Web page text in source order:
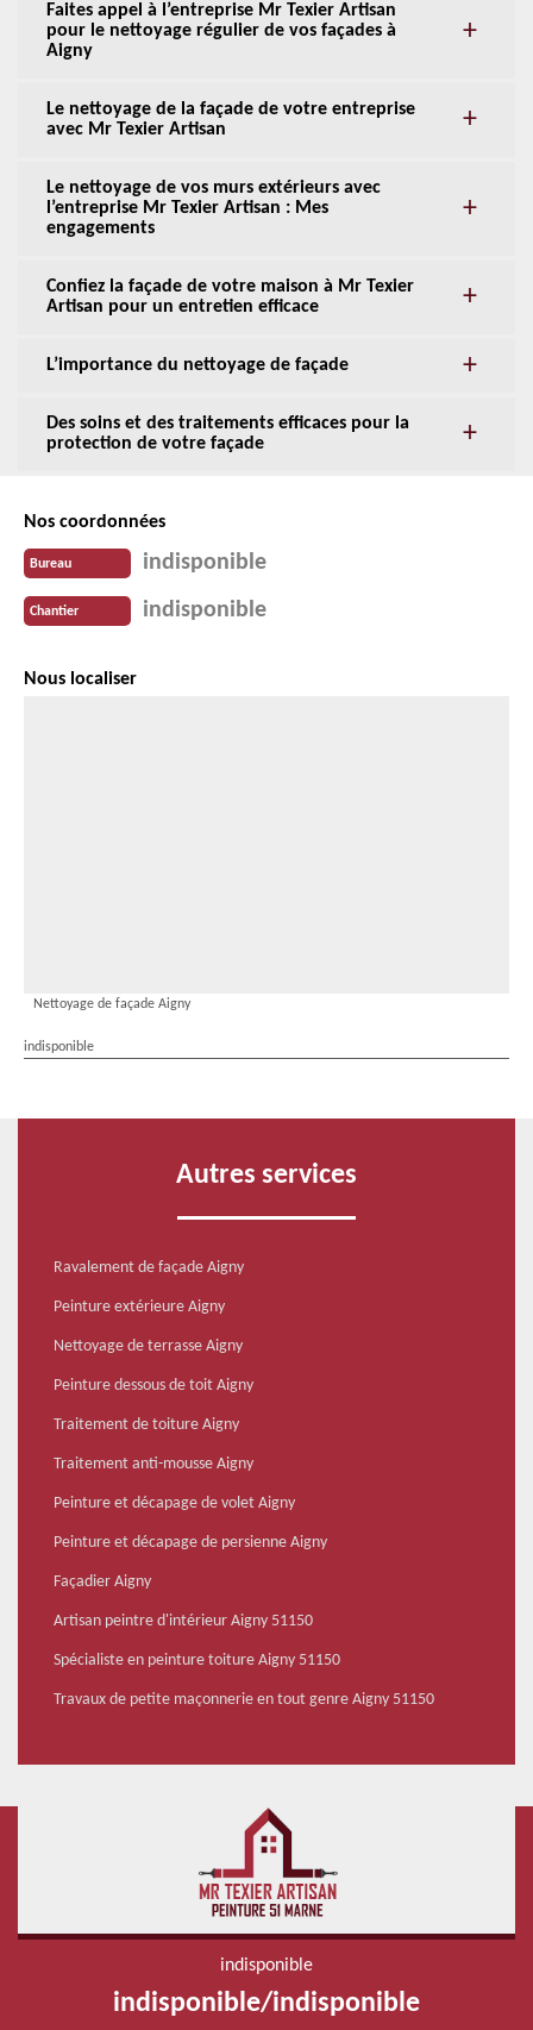
Faites appel à l’entreprise Mr Texier Artisan
pour le nettoyage régulier de vos façades à
Aigny
Le nettoyage de la façade de votre entreprise
avec Mr Texier Artisan
Le nettoyage de vos murs extérieurs avec
l’entreprise Mr Texier Artisan : Mes
engagements
Confiez la façade de votre maison à Mr Texier
Artisan pour un entretien efficace
L’importance du nettoyage de façade
Des soins et des traitements efficaces pour la
protection de votre façade
Nos coordonnées
Bureau indisponible
Chantier indisponible
Nous localiser
Nettoyage de façade Aigny
indisponible
Autres services
Ravalement de façade Aigny
Peinture extérieure Aigny
Nettoyage de terrasse Aigny
Peinture dessous de toit Aigny
Traitement de toiture Aigny
Traitement anti-mousse Aigny
Peinture et décapage de volet Aigny
Peinture et décapage de persienne Aigny
Façadier Aigny
Artisan peintre d'intérieur Aigny 51150
Spécialiste en peinture toiture Aigny 51150
Travaux de petite maçonnerie en tout genre Aigny 51150
indisponible
indisponible/indisponible